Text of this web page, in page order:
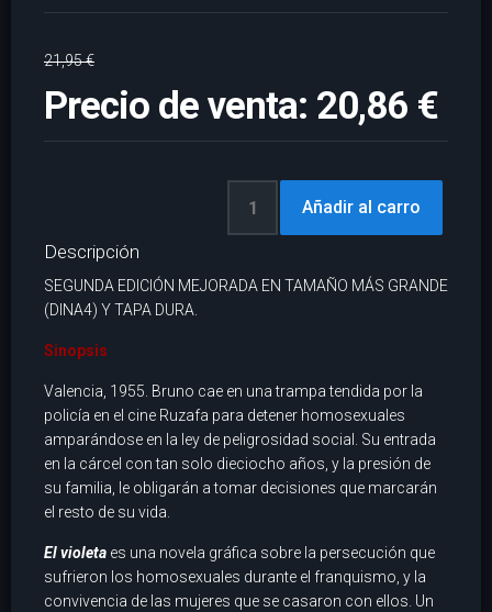
21,95 €
Precio de venta: 20,86 €
Descripción
SEGUNDA EDICIÓN MEJORADA EN TAMAÑO MÁS GRANDE
(DINA4) Y TAPA DURA.
Sinopsis
Valencia, 1955. Bruno cae en una trampa tendida por la
policía en el cine Ruzafa para detener homosexuales
amparándose en la ley de peligrosidad social. Su entrada
en la cárcel con tan solo dieciocho años, y la presión de
su familia, le obligarán a tomar decisiones que marcarán
el resto de su vida.
El violeta es una novela gráfica sobre la persecución que
sufrieron los homosexuales durante el franquismo, y la
convivencia de las mujeres que se casaron con ellos. Un